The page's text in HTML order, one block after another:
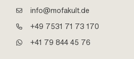
info@mofakult.de
+49 7531 71 73 170
+41 79 844 45 76